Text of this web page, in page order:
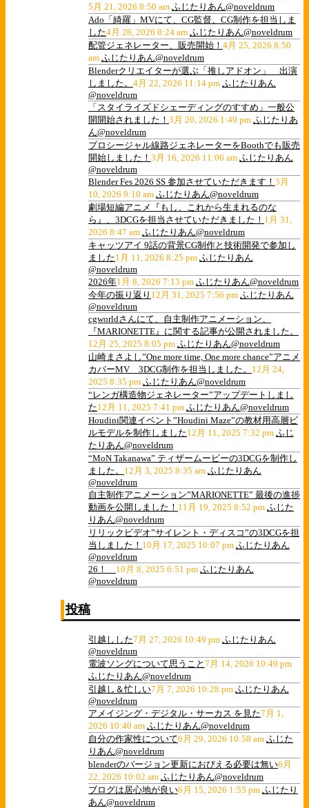
5月 21, 2026 8:50 am ふじたりあん@noveldrum
Ado「綺羅」MVにて、CG監督、CG制作を担当しま
した4月 28, 2026 8:24 am ふじたりあん@noveldrum
配管ジェネレーター、販売開始！ 4月 25, 2026 8:50
am ふじたりあん@noveldrum
Blenderクリエイターが選ぶ「推しアドオン」 出演
しました。 4月 22, 2026 11:14 pm ふじたりあん
@noveldrum
「スタイライズドシェーディングのすすめ」一般公
開開始されました！ 3月 20, 2026 1:49 pm ふじたりあ
ん@noveldrum
プロシージャル線路ジェネレーターをBoothでも販売
開始しました！ 3月 16, 2026 11:06 am ふじたりあん
@noveldrum
Blender Fes 2026 SS 参加させていただきます！ 3月
10, 2026 9:10 am ふじたりあん@noveldrum
劇場短編アニメ『もし、これから生まれるのな
ら』、3DCGを担当させていただきました！ 1月 31,
2026 8:47 am ふじたりあん@noveldrum
キャッツアイ 9話の背景CG制作と技術開発で参加し
ました1月 11, 2026 8:25 pm ふじたりあん
@noveldrum
2026年1月 8, 2026 7:13 pm ふじたりあん@noveldrum
今年の振り返り 12月 31, 2025 7:56 pm ふじたりあん
@noveldrum
cgworldさんにて、自主制作アニメーション、
『MARIONETTE』に関する記事が公開されました。
12月 25, 2025 8:05 pm ふじたりあん@noveldrum
山崎まさよし”One more time, One more chance”アニメ
カバーMV 3DCG制作を担当しました。 12月 24,
2025 8:35 pm ふじたりあん@noveldrum
“レンガ構造物ジェネレーター”アップデートしまし
た12月 11, 2025 7:41 pm ふじたりあん@noveldrum
Houdini関連イベント”Houdini Maze”の教材用高層ビ
ルモデルを制作しました12月 11, 2025 7:32 pm ふじ
たりあん@noveldrum
“MoN Takanawa” ティザームービーの3DCGを制作し
ました。 12月 3, 2025 8:35 am ふじたりあん
@noveldrum
自主制作アニメーション”MARIONETTE” 最後の進捗
動画を公開しました！ 11月 19, 2025 8:52 pm ふじた
りあん@noveldrum
リリックビデオ”サイレント・ディスコ”の3DCGを担
当しました！ 10月 17, 2025 10:07 pm ふじたりあん
@noveldrum
26！ 10月 8, 2025 6:51 pm ふじたりあん
@noveldrum
投稿
引越しした7月 27, 2026 10:49 pm ふじたりあん
@noveldrum
電波ソングについて思うこと 7月 14, 2026 10:49 pm
ふじたりあん@noveldrum
引越し＆忙しい7月 7, 2026 10:28 pm ふじたりあん
@noveldrum
アメイジング・デジタル・サーカス を見た7月 1,
2026 10:40 am ふじたりあん@noveldrum
自分の作家性について6月 29, 2026 10:58 am ふじた
りあん@noveldrum
blenderのバージョン更新におびえる必要は無い6月
22, 2026 10:02 am ふじたりあん@noveldrum
ブログは居心地が良い6月 15, 2026 1:55 pm ふじたり
あん@noveldrum